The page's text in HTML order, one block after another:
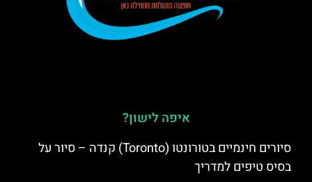
איפה לישון?
סיורים חינמיים בטורונטו (Toronto) קנדה – סיור על
בסיס טיפים למדריך